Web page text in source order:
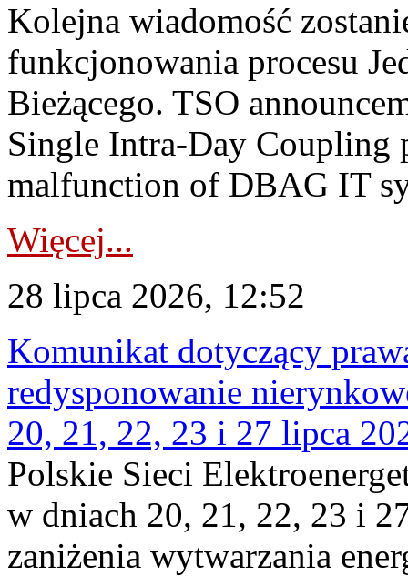
Kolejna wiadomość
funkcjonowania procesu
Bieżącego. TSO
Single Intra-Day Coupling
malfunction of DBAG IT
Więcej...
28 lipca 2026, 12:52
Komunikat dotyczący
redysponowanie
20, 21, 22, 23 i 27 lipca
Polskie Sieci
w dniach 20, 21, 22, 23 i
zaniżenia wytwarzania